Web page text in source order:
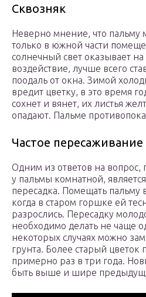
Сквозняк
Неверно мнение, что пальму
только в южной части
солнечный свет оказывает
воздействие, лучше всего
поодаль от окна. Зимой
вредит цветку, в это время
сохнет и вянет, их листья
опадают. Пальме
Частое пересаживание
Одним из ответов на вопрос,
у пальмы комнатной,
пересадка. Помещать
когда в старом горшке ей
разрослись. Пересадку
необходимо делать не чаще
некоторых случаях можно
грунта. Более старый цветок
примерно раз в три года.
быть выше и шире